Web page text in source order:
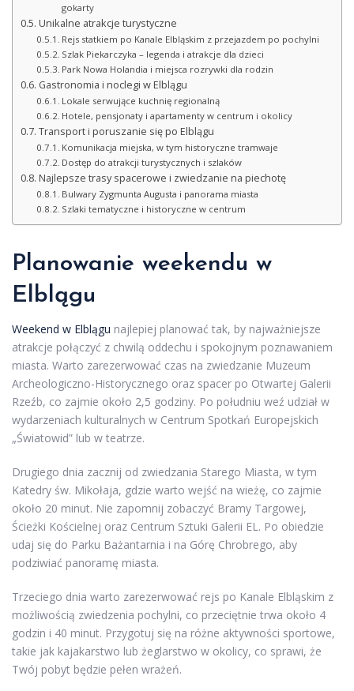
gokarty
Unikalne atrakcje turystyczne
Rejs statkiem po Kanale Elbląskim z przejazdem po pochylni
Szlak Piekarczyka – legenda i atrakcje dla dzieci
Park Nowa Holandia i miejsca rozrywki dla rodzin
Gastronomia i noclegi w Elblągu
Lokale serwujące kuchnię regionalną
Hotele, pensjonaty i apartamenty w centrum i okolicy
Transport i poruszanie się po Elblągu
Komunikacja miejska, w tym historyczne tramwaje
Dostęp do atrakcji turystycznych i szlaków
Najlepsze trasy spacerowe i zwiedzanie na piechotę
Bulwary Zygmunta Augusta i panorama miasta
Szlaki tematyczne i historyczne w centrum
Planowanie weekendu w
Elblągu
Weekend w Elblągu najlepiej planować tak, by najważniejsze
atrakcje połączyć z chwilą oddechu i spokojnym poznawaniem
miasta. Warto zarezerwować czas na zwiedzanie Muzeum
Archeologiczno-Historycznego oraz spacer po Otwartej Galerii
Rzeźb, co zajmie około 2,5 godziny. Po południu weź udział w
wydarzeniach kulturalnych w Centrum Spotkań Europejskich
„Światowid” lub w teatrze.
Drugiego dnia zacznij od zwiedzania Starego Miasta, w tym
Katedry św. Mikołaja, gdzie warto wejść na wieżę, co zajmie
około 20 minut. Nie zapomnij zobaczyć Bramy Targowej,
Ścieżki Kościelnej oraz Centrum Sztuki Galerii EL. Po obiedzie
udaj się do Parku Bażantarnia i na Górę Chrobrego, aby
podziwiać panoramę miasta.
Trzeciego dnia warto zarezerwować rejs po Kanale Elbląskim z
możliwością zwiedzenia pochylni, co przeciętnie trwa około 4
godzin i 40 minut. Przygotuj się na różne aktywności sportowe,
takie jak kajakarstwo lub żeglarstwo w okolicy, co sprawi, że
Twój pobyt będzie pełen wrażeń.